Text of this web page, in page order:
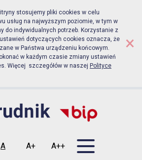
Publicznej
stosujemy pliki cookies w celu
usług na najwyższym poziomie, w tym w
do indywidualnych potrzeb. Korzystanie z
dotyczących cookies oznacza, że
w Państwa urządzeniu końcowym.
w każdym czasie zmiany ustawień
Więcej szczegółów w naszej Polityce
×
A
Czcionka domyślna
A+
Czcionka średnia
A++
Czcionka duża